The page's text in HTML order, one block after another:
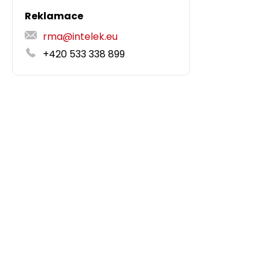
Reklamace
rma@intelek.eu
+420 533 338 899